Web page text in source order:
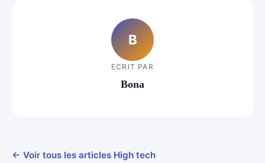
B
ECRIT PAR
Bona
← Voir tous les articles High tech